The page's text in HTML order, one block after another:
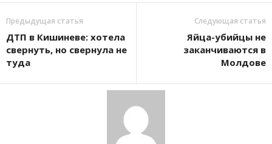
Предыдущая статья
ДТП в Кишиневе: хотела
свернуть, но свернула не
туда
Следующая статья
Яйца-убийцы не
заканчиваются в
Молдове